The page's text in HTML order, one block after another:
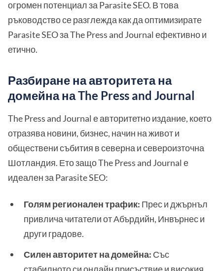
огромен потенциал за Parasite SEO. В това
ръководство се разглежда как да оптимизирате
Parasite SEO за The Press and Journal ефективно и
етично.
Разбиране на авторитета на
домейна на The Press and Journal
The Press and Journal е авторитетно издание, което
отразява новини, бизнес, начин на живот и
обществени събития в северна и североизточна
Шотландия. Ето защо The Press and Journal е
идеален за Parasite SEO:
Голям регионален трафик: Прес и джърнъл
привлича читатели от Абърдийн, Инвърнес и
други градове.
Силен авторитет на домейна: Със